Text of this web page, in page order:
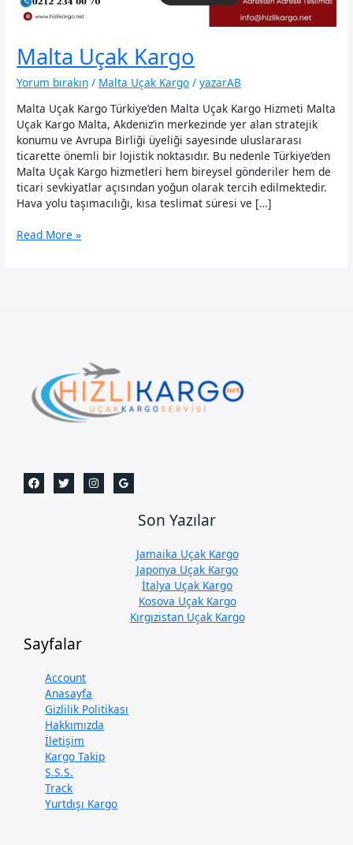
Malta Uçak Kargo
Yorum bırakın / Malta Uçak Kargo /yazarAB
Malta Uçak Kargo Türkiye’den Malta Uçak Kargo Hizmeti Malta
Uçak Kargo Malta, Akdeniz’in merkezinde yer alan stratejik
konumu ve Avrupa Birliği üyeliği sayesinde uluslararası
ticarette önemli bir lojistik noktasıdır. Bu nedenle Türkiye’den
Malta Uçak Kargo hizmetleri hem bireysel gönderiler hem de
ticari sevkiyatlar açısından yoğun olarak tercih edilmektedir.
Hava yolu taşımacılığı, kısa teslimat süresi ve […]
Malta
Read More »
Son Yazılar
Jamaika Uçak Kargo
Japonya Uçak Kargo
İtalya Uçak Kargo
Kosova Uçak Kargo
Kırgızistan Uçak Kargo
Sayfalar
Account
Anasayfa
Gizlilik Politikası
Hakkımızda
İletişim
Kargo Takip
S.S.S.
Track
Yurtdışı Kargo